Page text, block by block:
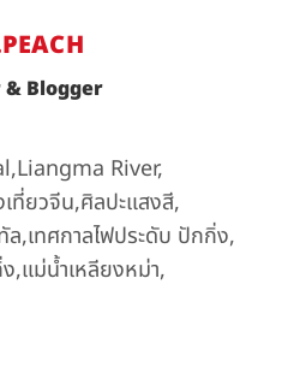
Blogger
,Liangma River,
ที่ยวจีน,ศิลปะแสงสี,
ล,เทศกาลไฟประดับ ปักกิ่ง,
,แม่น้ำเหลียงหม่า,